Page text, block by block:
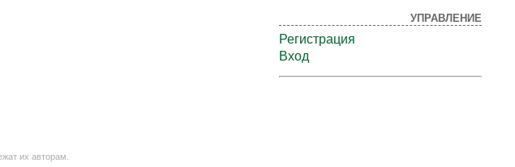
УПРАВЛЕНИЕ
Регистрация
Вход
их авторам.